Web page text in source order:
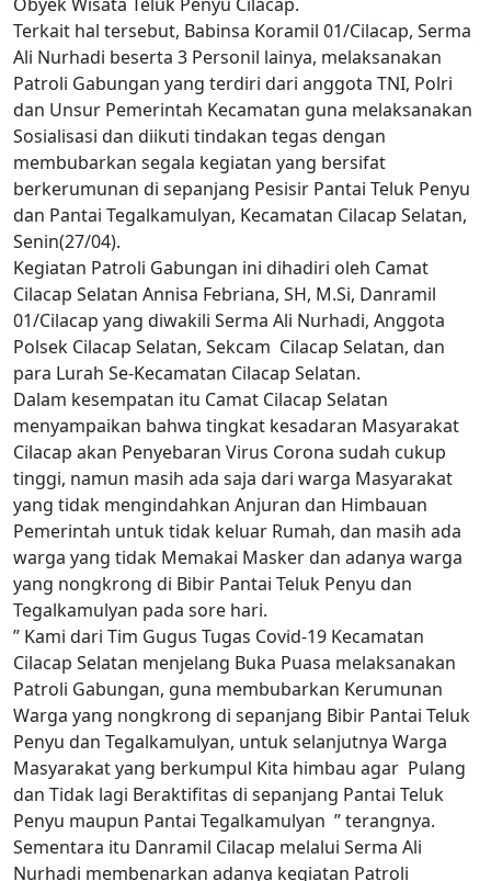
Terkait hal tersebut, Babinsa Koramil 01/Cilacap, Serma
Ali Nurhadi beserta 3 Personil lainya, melaksanakan
Patroli Gabungan yang terdiri dari anggota TNI, Polri
dan Unsur Pemerintah Kecamatan guna melaksanakan
Sosialisasi dan diikuti tindakan tegas dengan
membubarkan segala kegiatan yang bersifat
berkerumunan di sepanjang Pesisir Pantai Teluk Penyu
dan Pantai Tegalkamulyan, Kecamatan Cilacap Selatan,
Senin(27/04).
Kegiatan Patroli Gabungan ini dihadiri oleh Camat
Cilacap Selatan Annisa Febriana, SH, M.Si, Danramil
01/Cilacap yang diwakili Serma Ali Nurhadi, Anggota
Polsek Cilacap Selatan, Sekcam Cilacap Selatan, dan
para Lurah Se-Kecamatan Cilacap Selatan.
Dalam kesempatan itu Camat Cilacap Selatan
menyampaikan bahwa tingkat kesadaran Masyarakat
Cilacap akan Penyebaran Virus Corona sudah cukup
tinggi, namun masih ada saja dari warga Masyarakat
yang tidak mengindahkan Anjuran dan Himbauan
Pemerintah untuk tidak keluar Rumah, dan masih ada
warga yang tidak Memakai Masker dan adanya warga
yang nongkrong di Bibir Pantai Teluk Penyu dan
Tegalkamulyan pada sore hari.
” Kami dari Tim Gugus Tugas Covid-19 Kecamatan
Cilacap Selatan menjelang Buka Puasa melaksanakan
Patroli Gabungan, guna membubarkan Kerumunan
Warga yang nongkrong di sepanjang Bibir Pantai Teluk
Penyu dan Tegalkamulyan, untuk selanjutnya Warga
Masyarakat yang berkumpul Kita himbau agar Pulang
dan Tidak lagi Beraktifitas di sepanjang Pantai Teluk
Penyu maupun Pantai Tegalkamulyan ” terangnya.
Sementara itu Danramil Cilacap melalui Serma Ali
Nurhadi membenarkan adanya kegiatan Patroli